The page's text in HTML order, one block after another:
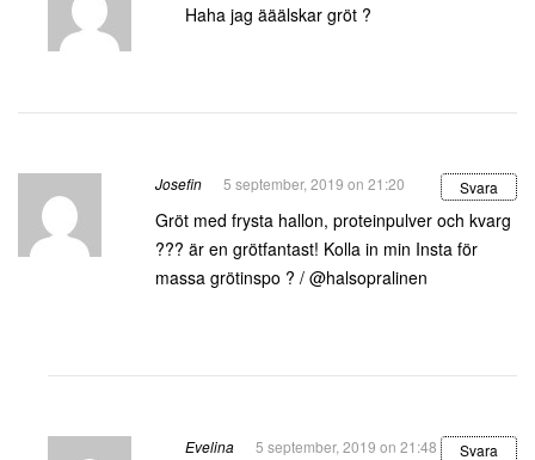
Haha jag ääälskar gröt ?
Josefin 5 september, 2019 on 21:20 Svara
Gröt med frysta hallon, proteinpulver och kvarg
??? är en grötfantast! Kolla in min Insta för
massa grötinspo ? / @halsopralinen
Evelina 5 september, 2019 on 21:48 Svara